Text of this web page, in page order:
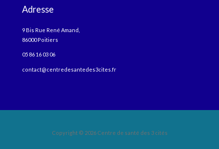
Adresse
9 Bis Rue René Amand,
86000 Poitiers
05 86 16 03 06
contact@centredesantedes3cites.fr
Copyright © 2026 Centre de santé des 3 cités